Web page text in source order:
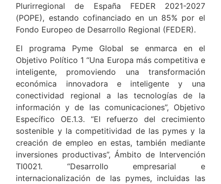
Plurirregional de España FEDER 2021-2027
(POPE), estando cofinanciado en un 85% por el
Fondo Europeo de Desarrollo Regional (FEDER).
El programa Pyme Global se enmarca en el
Objetivo Político 1 “Una Europa más competitiva e
inteligente, promoviendo una transformación
económica innovadora e inteligente y una
conectividad regional a las tecnologías de la
información y de las comunicaciones”, Objetivo
Específico OE.1.3. “El refuerzo del crecimiento
sostenible y la competitividad de las pymes y la
creación de empleo en estas, también mediante
inversiones productivas”, Ámbito de Intervención
TI0021. “Desarrollo empresarial e
internacionalización de las pymes, incluidas las